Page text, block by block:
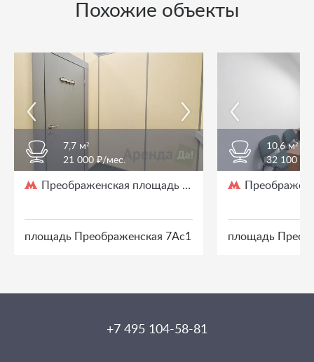
Похожие объекты
7,7 м²
21 000 ₽/мес.
Преображенская площадь / 3 мин. пешком
площадь Преображенская 7Ас1
10,6 м²
32 100 ₽/
площадь
+7 495 104-58-81